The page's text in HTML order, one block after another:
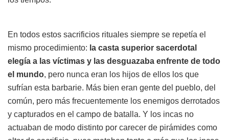
En todos estos sacrificios rituales siempre se repetía el
mismo procedimiento: la casta superior sacerdotal
elegía a las víctimas y las desguazaba enfrente de todo
el mundo, pero nunca eran los hijos de ellos los que
sufrían esta barbarie. Más bien eran gente del pueblo, del
común, pero más frecuentemente los enemigos derrotados
y capturados en el campo de batalla. Y los incas no
actuaban de modo distinto por carecer de pirámides como